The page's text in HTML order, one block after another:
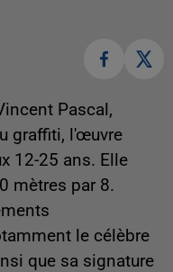
Pascal,
graffiti, l'œuvre
12-25 ans. Elle
mètres par 8.
le célèbre
que sa signature